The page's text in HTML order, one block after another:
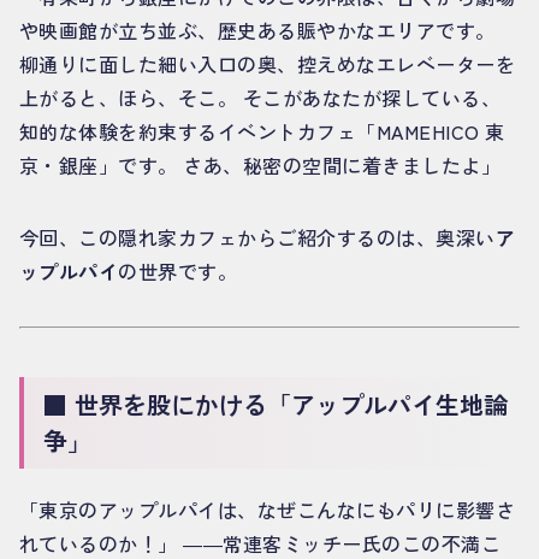
や映画館が立ち並ぶ、歴史ある賑やかなエリアです。
柳通りに面した細い入口の奥、控えめなエレベーターを
上がると、ほら、そこ。 そこがあなたが探している、
知的な体験を約束するイベントカフェ「MAMEHICO 東
京・銀座」です。 さあ、秘密の空間に着きましたよ」
今回、この隠れ家カフェからご紹介するのは、奥深いア
ップルパイの世界です。
■ 世界を股にかける「アップルパイ生地論
争」
「東京のアップルパイは、なぜこんなにもパリに影響さ
れているのか！」 ――常連客ミッチー氏のこの不満こ